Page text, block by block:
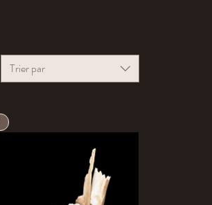
Trier par